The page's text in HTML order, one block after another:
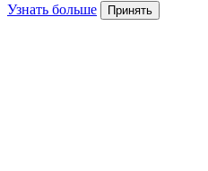
Узнать больше Принять